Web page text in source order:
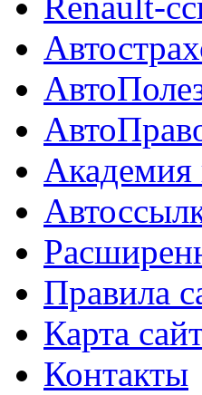
Академия
Правила
Карта
Контакты